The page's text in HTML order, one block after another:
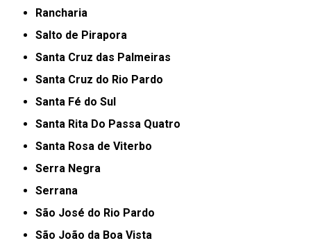
Rancharia
Salto de Pirapora
Santa Cruz das Palmeiras
Santa Cruz do Rio Pardo
Santa Fé do Sul
Santa Rita Do Passa Quatro
Santa Rosa de Viterbo
Serra Negra
Serrana
São José do Rio Pardo
São João da Boa Vista